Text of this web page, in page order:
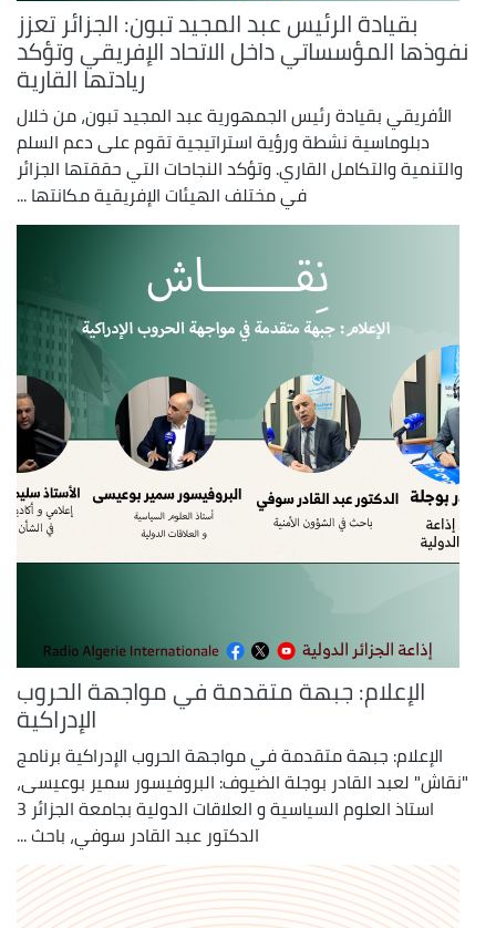
بقيادة الرئيس عبد المجيد تبون: الجزائر تعزز
نفوذها المؤسساتي داخل الاتحاد الإفريقي وتؤكد
ريادتها القارية
الأفريقي بقيادة رئيس الجمهورية عبد المجيد تبون، من خلال
دبلوماسية نشطة ورؤية استراتيجية تقوم على دعم السلم
والتنمية والتكامل القاري. وتؤكد النجاحات التي حققتها الجزائر
في مختلف الهيئات الإفريقية مكانتها ...
الإعلام: جبهة متقدمة في مواجهة الحروب
الإدراكية
الإعلام: جبهة متقدمة في مواجهة الحروب الإدراكية برنامج
"نقاش" لعبد القادر بوجلة الضيوف: البروفيسور سمير بوعيسى،
استاذ العلوم السياسية و العلاقات الدولية بجامعة الجزائر 3
الدكتور عبد القادر سوفي، باحث ...